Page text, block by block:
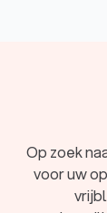
de
een
dan kan
Op zoek
voor uw